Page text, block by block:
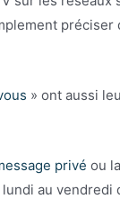
préciser
» ont aussi
privé ou
au vendredi